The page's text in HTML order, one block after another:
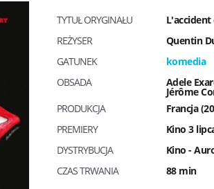
TYTUŁ ORYGINAŁU
REŻYSER
Quentin
GATUNEK
komedia
OBSADA
Adele
Jérôme
PRODUKCJA
Francja
PREMIERY
Kino 3
DYSTRYBUCJA
Kino -
CZAS TRWANIA
88 min